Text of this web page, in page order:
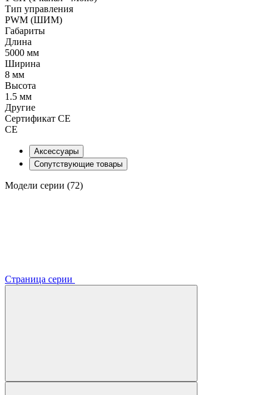
Тип управления
PWM (ШИМ)
Габариты
Длина
5000 мм
Ширина
8 мм
Высота
1.5 мм
Другие
Сертификат CE
CE
Аксессуары
Сопутствующие товары
Модели серии (72)
Страница серии